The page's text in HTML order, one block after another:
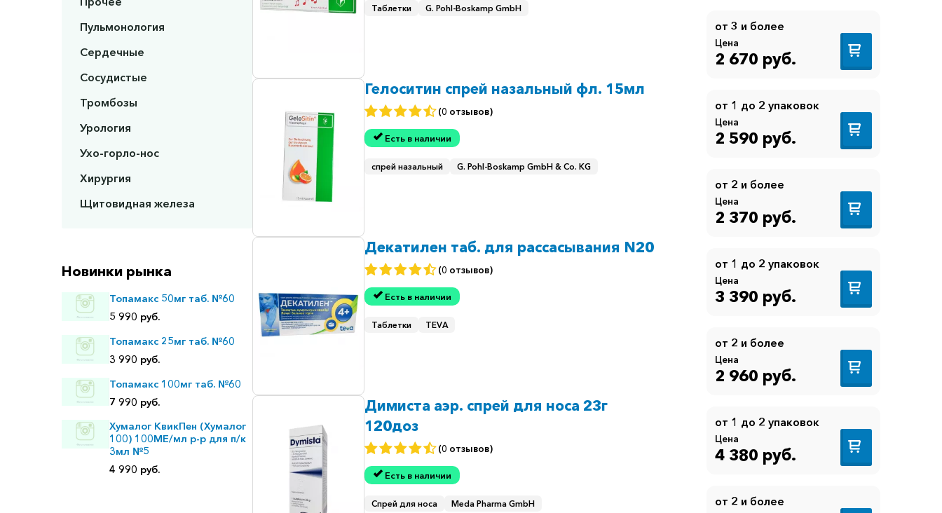
Пульмонология
Сердечные
Сосудистые
Тромбозы
Урология
Ухо-горло-нос
Хирургия
Щитовидная железа
Новинки рынка
Топамакс 50мг таб. №60
5 990 руб.
Топамакс 25мг таб. №60
3 990 руб.
Топамакс 100мг таб. №60
7 990 руб.
Хумалог КвикПен (Хумалог
100) 100МЕ/мл р-р для п/к
3мл №5
4 990 руб.
Таблетки G. Pohl-Boskamp GmbH
от 3 и более
Цена
2 670 руб.
Гелоситин спрей назальный фл. 15мл
(0 отзывов)
Есть в наличии
спрей назальный G. Pohl-Boskamp GmbH & Co. KG
от 1 до 2 упаковок
Цена
2 590 руб.
от 2 и более
Цена
2 370 руб.
Декатилен таб. для рассасывания N20
(0 отзывов)
Есть в наличии
Таблетки TEVA
от 1 до 2 упаковок
Цена
3 390 руб.
от 2 и более
Цена
2 960 руб.
Димиста аэр. спрей для носа 23г
120доз
(0 отзывов)
Есть в наличии
Спрей для носа Meda Pharma GmbH
от 1 до 2 упаковок
Цена
4 380 руб.
от 2 и более